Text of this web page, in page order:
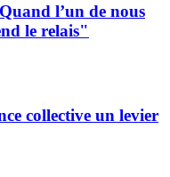
l’un de nous
le relais"
collective un levier